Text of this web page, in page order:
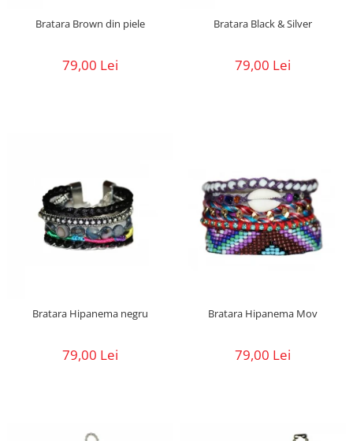
Bratara Brown din piele
79,00 Lei
Bratara Black & Silver
79,00 Lei
Bratara Hipanema negru
79,00 Lei
Bratara Hipanema Mov
79,00 Lei